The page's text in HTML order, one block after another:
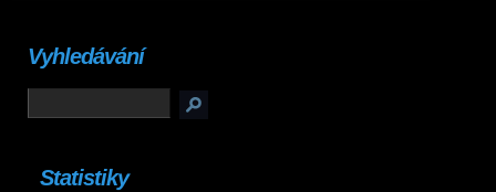
Vyhledávání
Statistiky